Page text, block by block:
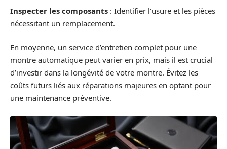
Inspecter les composants : Identifier l’usure et les pièces
nécessitant un remplacement.
En moyenne, un service d’entretien complet pour une
montre automatique peut varier en prix, mais il est crucial
d’investir dans la longévité de votre montre. Évitez les
coûts futurs liés aux réparations majeures en optant pour
une maintenance préventive.